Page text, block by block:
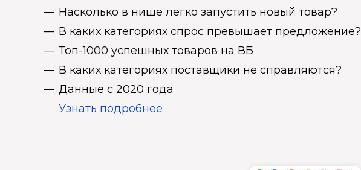
Насколько в нише легко запустить новый товар?
В каких категориях спрос превышает предложение?
Топ-1000 успешных товаров на ВБ
В каких категориях поставщики не справляются?
Данные с 2020 года
Узнать подробнее